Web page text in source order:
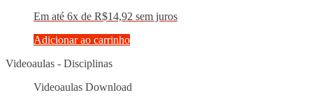
Em até 6x de R$14,92 sem juros
Adicionar ao carrinho
Videoaulas - Disciplinas
Videoaulas Download